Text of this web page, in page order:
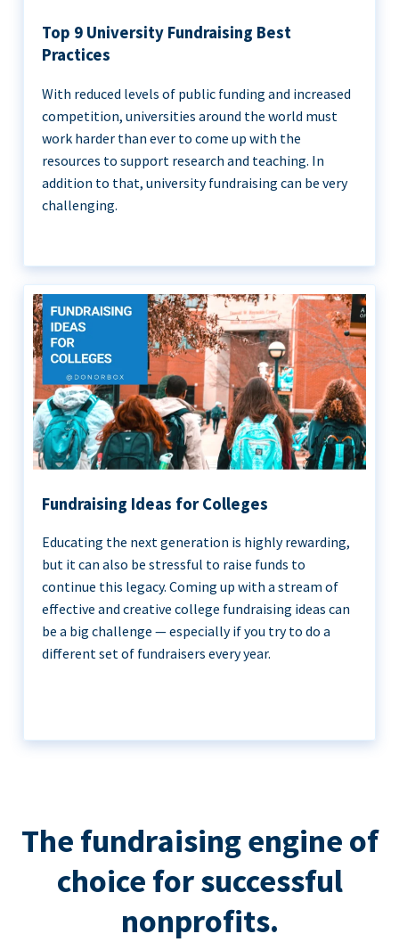
Top 9 University Fundraising Best
Practices
With reduced levels of public funding and increased
competition, universities around the world must
work harder than ever to come up with the
resources to support research and teaching. In
addition to that, university fundraising can be very
challenging.
Fundraising Ideas for Colleges
Educating the next generation is highly rewarding,
but it can also be stressful to raise funds to
continue this legacy. Coming up with a stream of
effective and creative college fundraising ideas can
be a big challenge — especially if you try to do a
different set of fundraisers every year.
The fundraising engine of
choice for successful
nonprofits.